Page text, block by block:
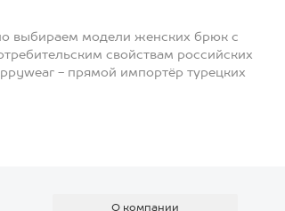
выбираем модели женских брюк с
свойствам российских
- прямой импортёр турецких
О компании